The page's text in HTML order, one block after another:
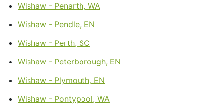
Wishaw - Penarth, WA
Wishaw - Pendle, EN
Wishaw - Perth, SC
Wishaw - Peterborough, EN
Wishaw - Plymouth, EN
Wishaw - Pontypool, WA